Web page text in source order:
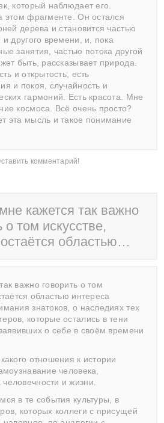
который наблюдает его.
этом фрагменте. Он остался
дерева и становится частью
и другого времени, и, пока
занятия, частью потока другой
быть, рассказывает природа.
и открытость, есть
и покоя, случайность и
гармоний. Есть красота. Мне
космоса. Всё очень просто?
эта мысль и такое понимание
комментарий!
кажется так важно
о том искусстве,
областью…
важно говорить о том
областью интереса
знатоков, о наследиях тех
которые остались в тени
о себе в своём времени
отношения к истории
человека,
и жизни.
в те события культуры, в
которых коллеги с присущей